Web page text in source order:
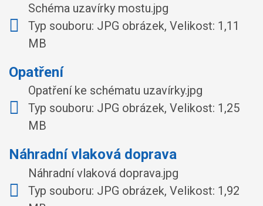
Schéma uzavírky mostu.jpg
Typ souboru: JPG obrázek, Velikost: 1,11
MB
Opatření
Opatření ke schématu uzavírky.jpg
Typ souboru: JPG obrázek, Velikost: 1,25
MB
Náhradní vlaková doprava
Náhradní vlaková doprava.jpg
Typ souboru: JPG obrázek, Velikost: 1,92